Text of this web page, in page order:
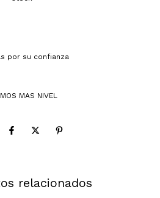
por su confianza
MAS NIVEL
relacionados